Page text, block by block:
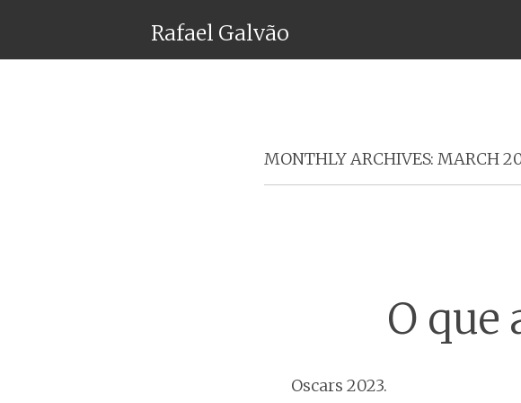
Rafael Galvão
MONTHLY ARCHIVES: MARCH
O que
Oscars 2023.